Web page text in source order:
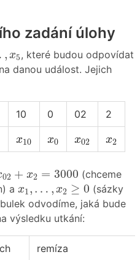
zadání úlohy
, x5
5 , které budou odpovídat
danou událost. Jejich
10 0 02 2
x10
x10 x0
x0 x02
x02 x2
x2
02 + x2 = 3000
x = 3000
(chceme
a x1, … , x2 ≥ 0
x … 2≥ 0
(sázky
odvodíme, jaká bude
výsledku utkání:
remíza